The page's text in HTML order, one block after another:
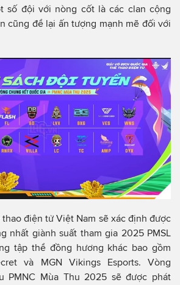
số đội với nòng cốt là các clan cộng
cũng để lại ấn tượng mạnh mẽ đối với
thao điện tử Việt Nam sẽ xác định được
nhất giành suất tham gia 2025 PMSL
tập thể đồng hương khác bao gồm
và MGN Vikings Esports. Vòng
PMNC Mùa Thu 2025 sẽ được phát